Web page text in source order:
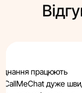
працюють
CallMeChat дуже